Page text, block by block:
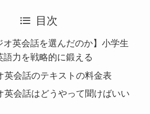
目次
オ英会話を選んだのか】小学生
力を戦略的に鍛える
英会話のテキストの料金表
英会話はどうやって聞けばいい